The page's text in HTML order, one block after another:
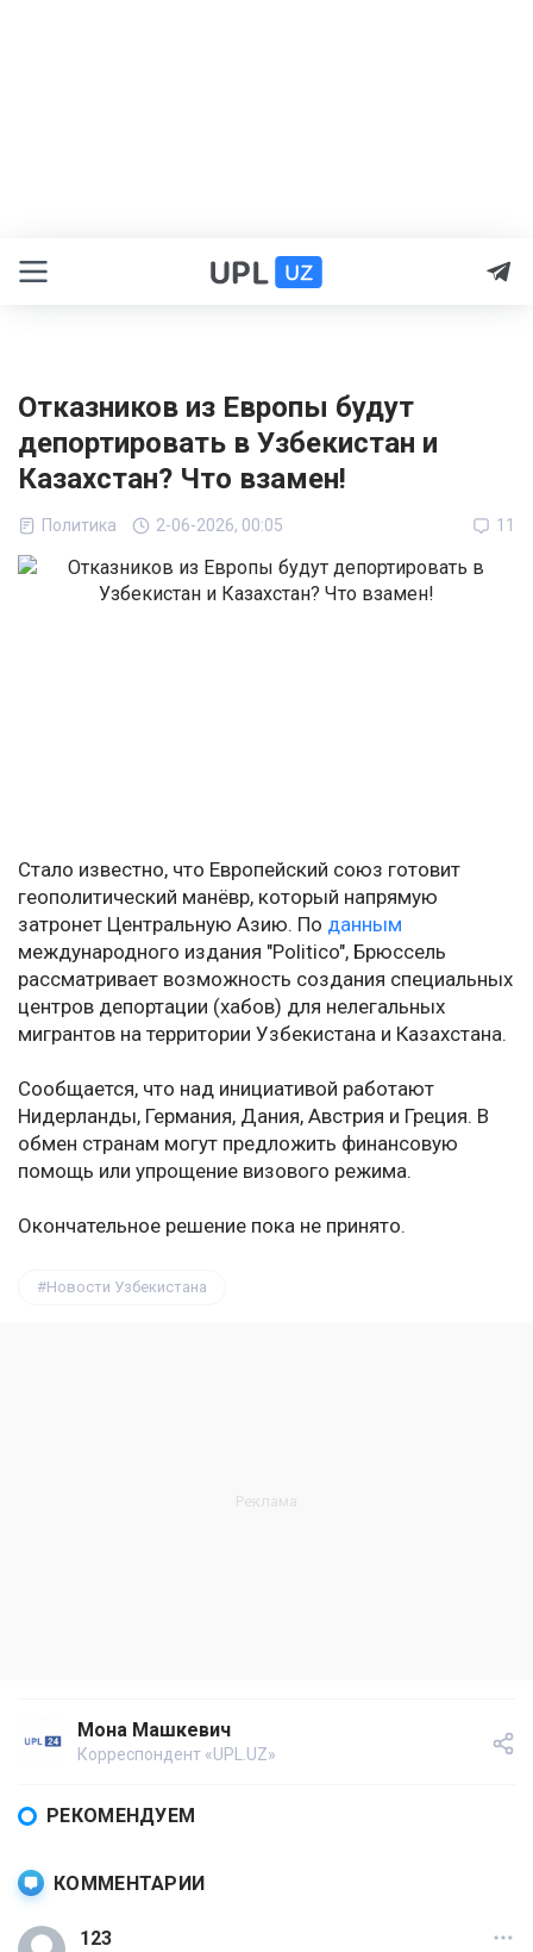
Отказников из Европы будут
депортировать в Узбекистан и
Казахстан? Что взамен!
Политика 2-06-2026, 00:05 11
Стало известно, что Европейский союз готовит
геополитический манёвр, который напрямую
затронет Центральную Азию. По данным
международного издания "Politico", Брюссель
рассматривает возможность создания специальных
центров депортации (хабов) для нелегальных
мигрантов на территории Узбекистана и Казахстана.
Сообщается, что над инициативой работают
Нидерланды, Германия, Дания, Австрия и Греция. В
обмен странам могут предложить финансовую
помощь или упрощение визового режима.
Окончательное решение пока не принято.
Новости Узбекистана
Мона Машкевич
Корреспондент «UPL.UZ»
РЕКОМЕНДУЕМ
КОММЕНТАРИИ
123